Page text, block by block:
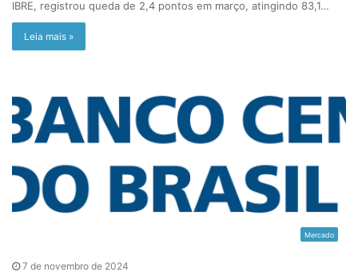
IBRE, registrou queda de 2,4 pontos em março, atingindo 83,1…
Leia mais »
Mercado
7 de novembro de 2024